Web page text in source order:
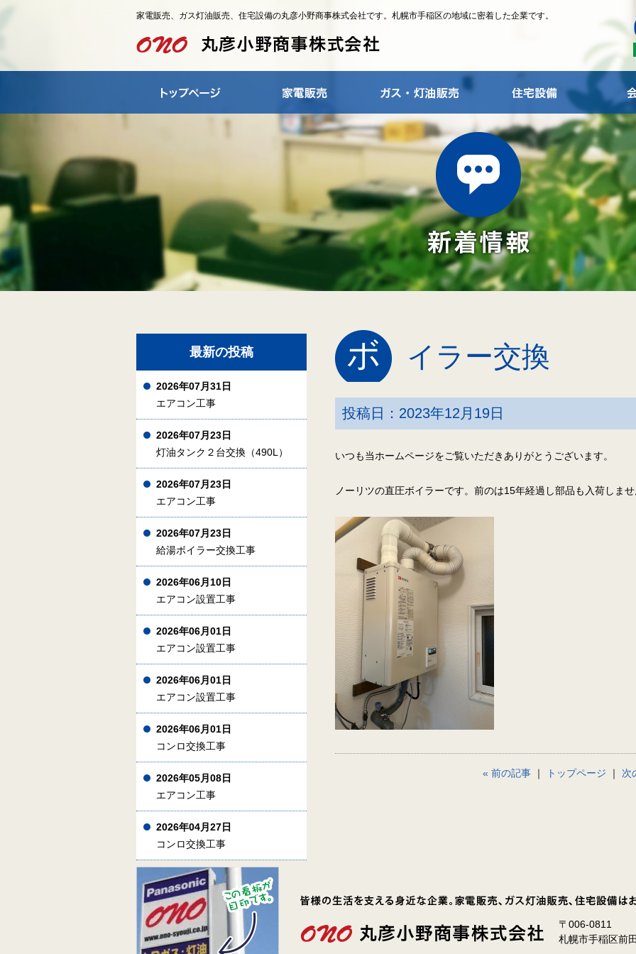
家電販売、ガス灯油販売、住宅設備の丸彦小野商事株式会社です。札幌市手稲区の地域に密着した企業です。
ボ イラー交換
投稿日：2023年12月19日
いつも当ホームページをご覧いただきありがとうございます。
ノーリツの直圧ボイラーです。前のは15年経過し部品も入荷しま
« 前の記事 ｜ トップページ ｜ 次
最新の投稿
2026年07月31日
エアコン工事
2026年07月23日
灯油タンク２台交換（490L）
2026年07月23日
エアコン工事
2026年07月23日
給湯ボイラー交換工事
2026年06月10日
エアコン設置工事
2026年06月01日
エアコン設置工事
2026年06月01日
エアコン設置工事
2026年06月01日
コンロ交換工事
2026年05月08日
エアコン工事
2026年04月27日
コンロ交換工事
〒006-0811
札幌市手稲区前